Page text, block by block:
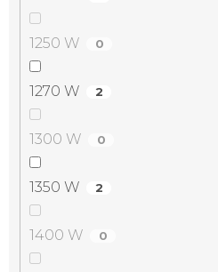
1250 W 0
1270 W 2
1300 W 0
1350 W 2
1400 W 0